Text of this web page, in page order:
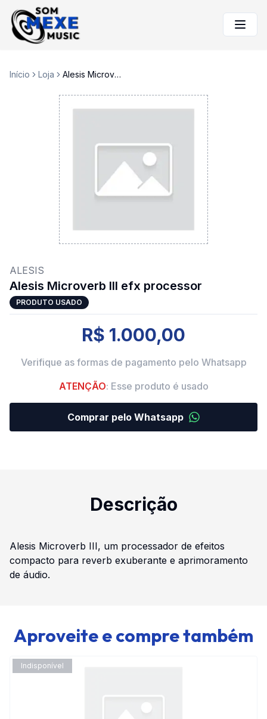
Início Loja Alesis Microverb III efx processor
ALESIS
Alesis Microverb III efx processor
PRODUTO USADO
R$ 1.000,00
Verifique as formas de pagamento pelo Whatsapp
ATENÇÃO: Esse produto é usado
Comprar pelo Whatsapp
Descrição
Alesis Microverb III, um processador de efeitos
compacto para reverb exuberante e aprimoramento
de áudio.
Aproveite e compre também
Indisponível